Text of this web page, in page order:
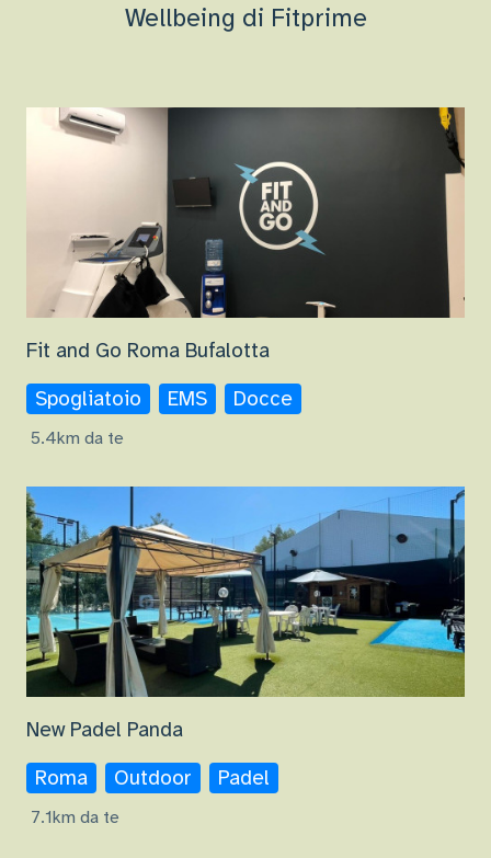
Wellbeing di Fitprime
Fit and Go Roma Bufalotta
Spogliatoio
EMS Docce
5.4km da te
New Padel Panda
Roma
Outdoor Padel
7.1km da te